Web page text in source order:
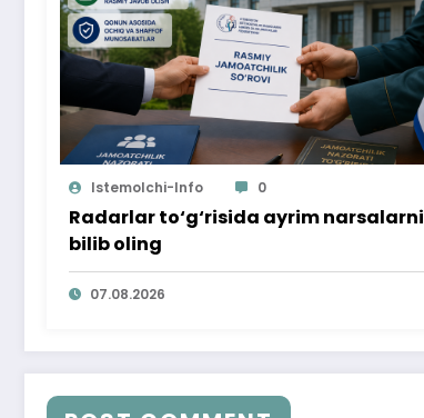
Istemolchi-Info 0
Radarlar to‘g‘risida ayrim narsalarni
bilib oling
07.08.2026